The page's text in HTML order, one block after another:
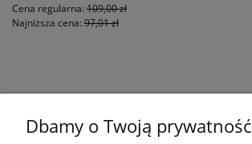
Cena regularna:109,00 zł
Najniższa cena:97,01 zł
Dbamy o Twoją prywatność